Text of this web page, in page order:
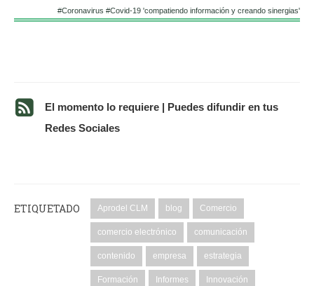
#Coronavirus #Covid-19 'compatiendo información y creando sinergias'
El momento lo requiere | Puedes difundir en tus
Redes Sociales
ETIQUETADO Aprodel CLM blog Comercio
comercio electrónico comunicación
contenido empresa estrategia
Formación Informes Innovación